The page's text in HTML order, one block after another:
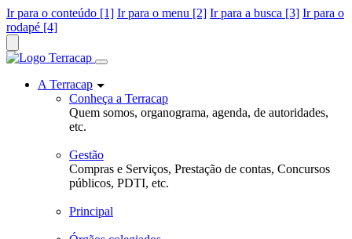
Ir para o conteúdo [1] Ir para o menu [2] Ir para a busca [3] Ir para o
rodapé [4]
A Terracap
Conheça a Terracap
Quem somos, organograma, agenda, de autoridades,
etc.
Gestão
Compras e Serviços, Prestação de contas, Concursos
públicos, PDTI, etc.
Principal